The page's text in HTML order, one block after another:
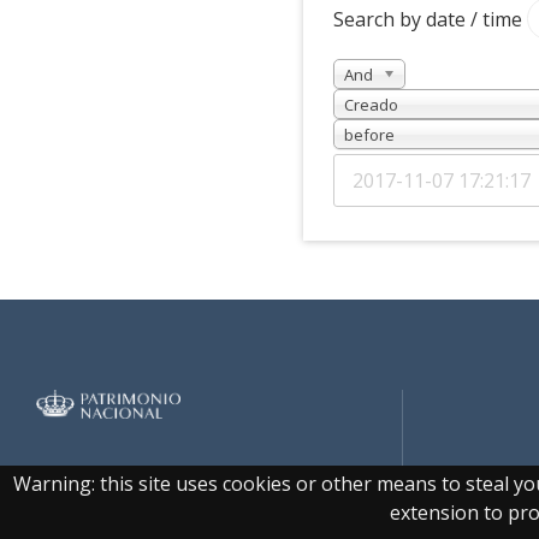
Warning: this site uses cookies or other means to steal
extension to
Search by date / time
And
Creado
before
Real Biblioteca Digital